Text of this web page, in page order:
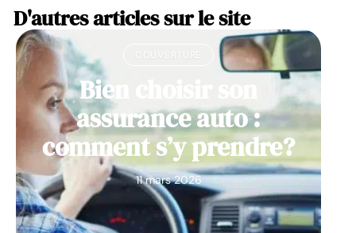
D'autres articles sur le site
Bien choisir son
assurance auto :
comment s’y prendre?
11 mars 2026